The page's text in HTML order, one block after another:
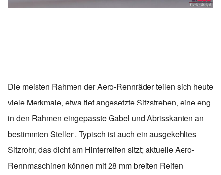
Die meisten Rahmen der Aero-Rennräder teilen sich heute
viele Merkmale, etwa tief angesetzte Sitzstreben, eine eng
in den Rahmen eingepasste Gabel und Abrisskanten an
bestimmten Stellen. Typisch ist auch ein ausgekehltes
Sitzrohr, das dicht am Hinterreifen sitzt; aktuelle Aero-
Rennmaschinen können mit 28 mm breiten Reifen